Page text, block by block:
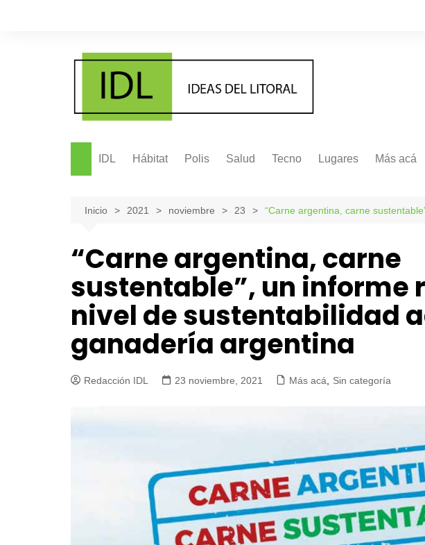
IDL Hábitat Polis Salud Tecno Lugares Más acá
Inicio 2021 noviembre 23 “Carne argentina, carne
“Carne argentina, carne
sustentable”, un informe
nivel de sustentabilidad
ganadería argentina
Redacción IDL 23 noviembre, 2021 Más acá, Sin categoría